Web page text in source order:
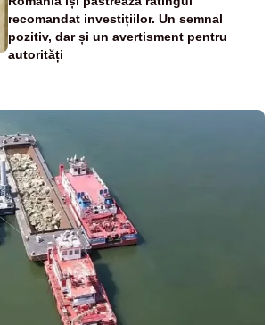
recomandat investițiilor. Un semnal
pozitiv, dar și un avertisment pentru
autorități